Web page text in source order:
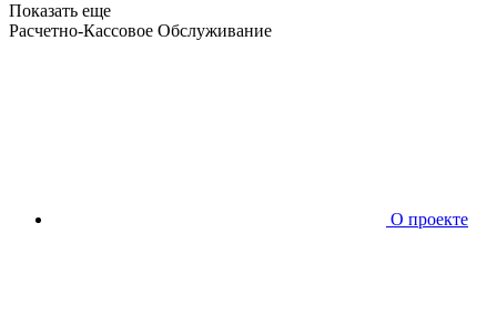
Показать еще
Расчетно-Кассовое Обслуживание
О проекте